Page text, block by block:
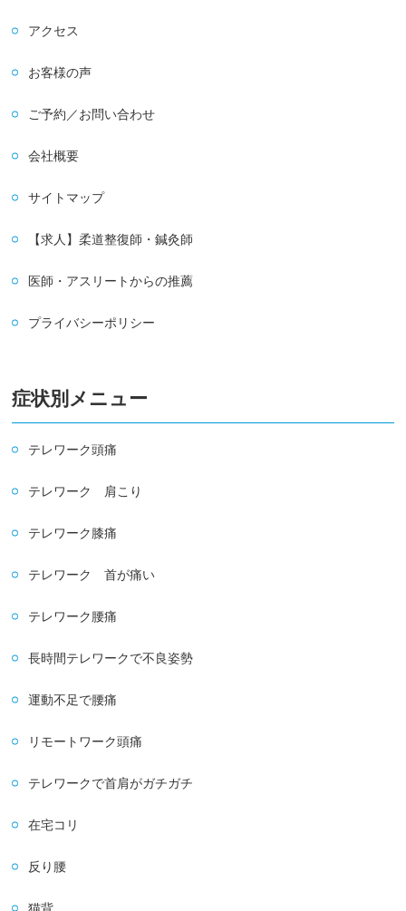
アクセス
お客様の声
ご予約／お問い合わせ
会社概要
サイトマップ
【求人】柔道整復師・鍼灸師
医師・アスリートからの推薦
プライバシーポリシー
症状別メニュー
テレワーク頭痛
テレワーク 肩こり
テレワーク膝痛
テレワーク 首が痛い
テレワーク腰痛
長時間テレワークで不良姿勢
運動不足で腰痛
リモートワーク頭痛
テレワークで首肩がガチガチ
在宅コリ
反り腰